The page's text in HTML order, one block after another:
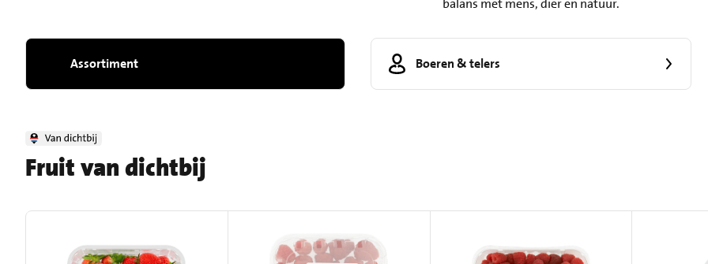
Assortiment Boeren & telers
Fruit van dichtbij